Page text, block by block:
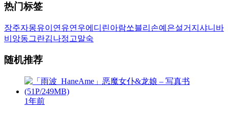
热门标签
장주자몽유이 연유연우에디린아람쏘블리 손예은설거지 샤니 바
비앙동그란김나정 고말숙
随机推荐
1年前